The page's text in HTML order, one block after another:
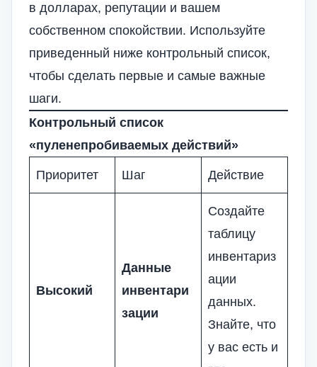
в долларах, репутации и вашем
собственном спокойствии. Используйте
приведенный ниже контрольный список,
чтобы сделать первые и самые важные
шаги.
Контрольный список
«пуленепробиваемых действий»
Приоритет Шаг Действие
Высокий
Данные
инвентари
зации
Создайте
таблицу
инвентариз
ации
данных.
Знайте, что
у вас есть и